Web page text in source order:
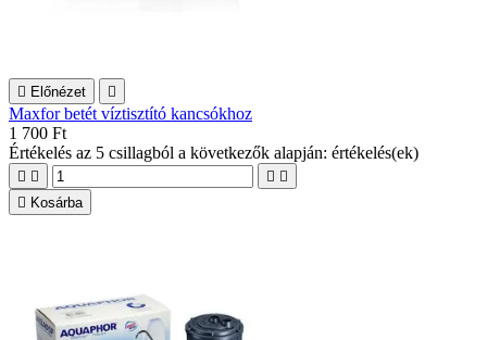
 Előnézet 
Maxfor betét víztisztító kancsókhoz
1 700 Ft
Értékelés az 5 csillagból a következők alapján: értékelés(ek)
   
 Kosárba